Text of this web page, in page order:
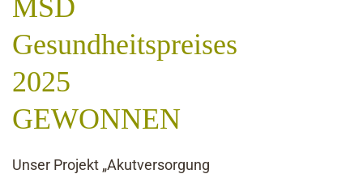
MSD
Gesundheitspreises
2025
GEWONNEN
Unser Projekt „Akutversorgung